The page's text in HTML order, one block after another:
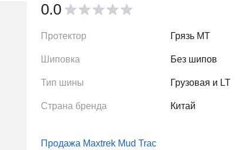
0.0
Протектор Грязь MT
Шиповка Без шипов
Тип шины Грузовая и LT
Страна бренда Китай
Продажа Maxtrek Mud Trac